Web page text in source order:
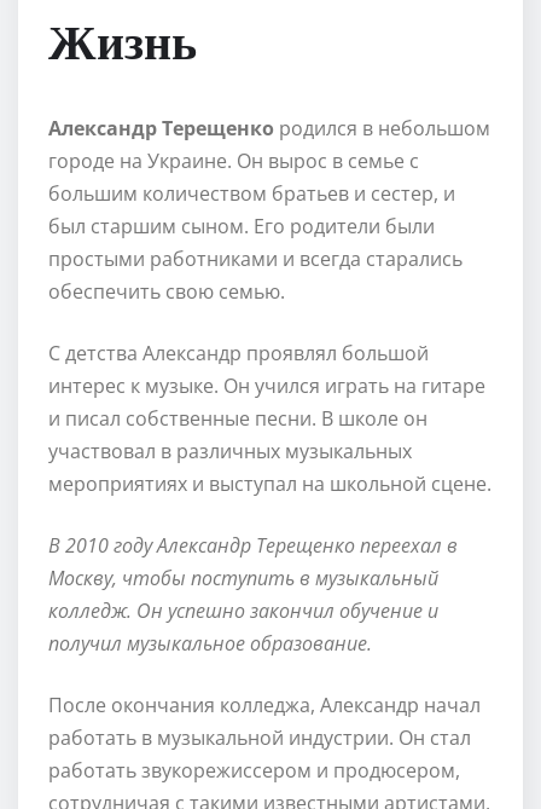
Жизнь
Александр Терещенко родился в небольшом
городе на Украине. Он вырос в семье с
большим количеством братьев и сестер, и
был старшим сыном. Его родители были
простыми работниками и всегда старались
обеспечить свою семью.
С детства Александр проявлял большой
интерес к музыке. Он учился играть на гитаре
и писал собственные песни. В школе он
участвовал в различных музыкальных
мероприятиях и выступал на школьной сцене.
В 2010 году Александр Терещенко переехал в
Москву, чтобы поступить в музыкальный
колледж. Он успешно закончил обучение и
получил музыкальное образование.
После окончания колледжа, Александр начал
работать в музыкальной индустрии. Он стал
работать звукорежиссером и продюсером,
сотрудничая с такими известными артистами,